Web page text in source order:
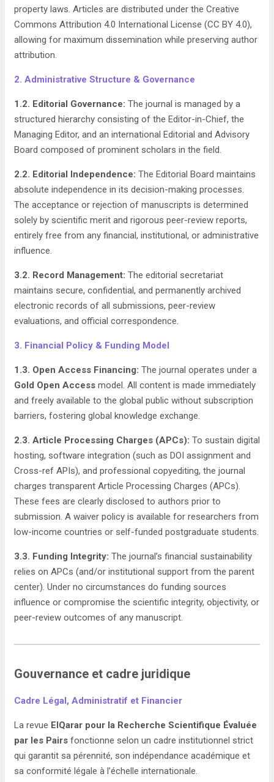
property laws. Articles are distributed under the Creative
Commons Attribution 4.0 International License (CC BY 4.0),
allowing for maximum dissemination while preserving author
attribution.
2. Administrative Structure & Governance
1.2. Editorial Governance: The journal is managed by a
structured hierarchy consisting of the Editor-in-Chief, the
Managing Editor, and an international Editorial and Advisory
Board composed of prominent scholars in the field.
2.2. Editorial Independence: The Editorial Board maintains
absolute independence in its decision-making processes.
The acceptance or rejection of manuscripts is determined
solely by scientific merit and rigorous peer-review reports,
entirely free from any financial, institutional, or administrative
influence.
3.2. Record Management: The editorial secretariat
maintains secure, confidential, and permanently archived
electronic records of all submissions, peer-review
evaluations, and official correspondence.
3. Financial Policy & Funding Model
1.3. Open Access Financing: The journal operates under a
Gold Open Access model. All content is made immediately
and freely available to the global public without subscription
barriers, fostering global knowledge exchange.
2.3. Article Processing Charges (APCs): To sustain digital
hosting, software integration (such as DOI assignment and
Cross-ref APIs), and professional copyediting, the journal
charges transparent Article Processing Charges (APCs).
These fees are clearly disclosed to authors prior to
submission. A waiver policy is available for researchers from
low-income countries or self-funded postgraduate students.
3.3. Funding Integrity: The journal’s financial sustainability
relies on APCs (and/or institutional support from the parent
center). Under no circumstances do funding sources
influence or compromise the scientific integrity, objectivity, or
peer-review outcomes of any manuscript.
Gouvernance et cadre juridique
Cadre Légal, Administratif et Financier
La revue ElQarar pour la Recherche Scientifique Évaluée
par les Pairs fonctionne selon un cadre institutionnel strict
qui garantit sa pérennité, son indépendance académique et
sa conformité légale à l’échelle internationale.